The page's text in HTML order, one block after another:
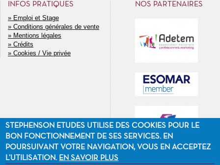
INFOS PRATIQUES
MENU
SECONDAIRE
Emploi et Stage
Conditions générales de vente
Mentions légales
Crédits
Cookies / Vie privée
NOS PARTENAIRES
STEPHENSON ETUDES UTILISE DES COOKIES POUR LE
BON FONCTIONNEMENT DE SES SERVICES. EN
POURSUIVANT VOTRE NAVIGATION, VOUS EN ACCEPTEZ
L’UTILISATION. EN SAVOIR PLUS